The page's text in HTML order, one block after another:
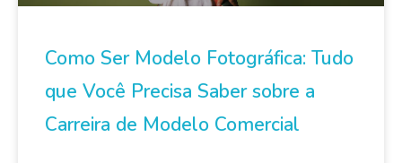
Como Ser Modelo Fotográfica: Tudo
que Você Precisa Saber sobre a
Carreira de Modelo Comercial